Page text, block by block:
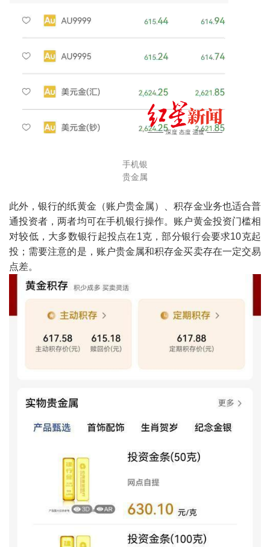
手机银
贵金属
此外，银行的纸黄金（账户贵金属）、积存金业务也适合普
通投资者，两者均可在手机银行操作。账户黄金投资门槛相
对较低，大多数银行起投点在1克，部分银行会要求10克起
投；需要注意的是，账户贵金属和积存金买卖存在一定交易
点差。